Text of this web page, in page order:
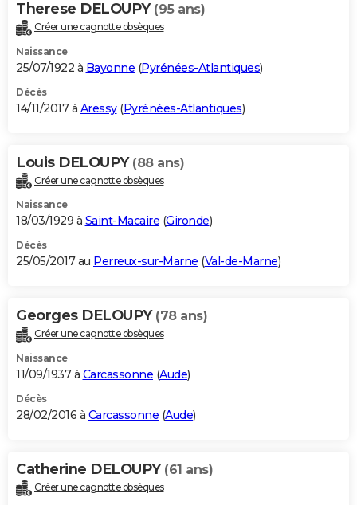
Therese DELOUPY (95 ans)
Créer une cagnotte obsèques
Naissance
25/07/1922 à Bayonne (Pyrénées-Atlantiques)
Décès
14/11/2017 à Aressy(Pyrénées-Atlantiques)
Louis DELOUPY (88 ans)
Créer une cagnotte obsèques
Naissance
18/03/1929 à Saint-Macaire (Gironde)
Décès
25/05/2017 au Perreux-sur-Marne (Val-de-Marne)
Georges DELOUPY (78 ans)
Créer une cagnotte obsèques
Naissance
11/09/1937 à Carcassonne (Aude)
Décès
28/02/2016 à Carcassonne (Aude)
Catherine DELOUPY (61 ans)
Créer une cagnotte obsèques